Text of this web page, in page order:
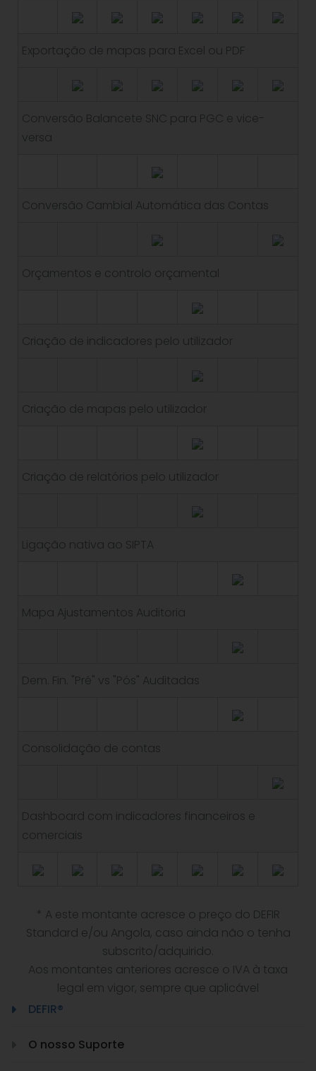
Exportação de mapas para Excel ou PDF
Conversão Balancete SNC para PGC e vice-
versa
Conversão Cambial Automática das Contas
Orçamentos e controlo orçamental
Criação de indicadores pelo utilizador
Criação de mapas pelo utilizador
Criação de relatórios pelo utilizador
Ligação nativa ao SIPTA
Mapa Ajustamentos Auditoria
Dem. Fin. "Pré" vs "Pós" Auditadas
Consolidação de contas
Dashboard com indicadores financeiros e
comerciais
* A este montante acresce o preço do DEFIR
Standard e/ou Angola, caso ainda não o tenha
subscrito/adquirido.
Aos montantes anteriores acresce o IVA à taxa
legal em vigor, sempre que aplicável
DEFIR®
O nosso Suporte